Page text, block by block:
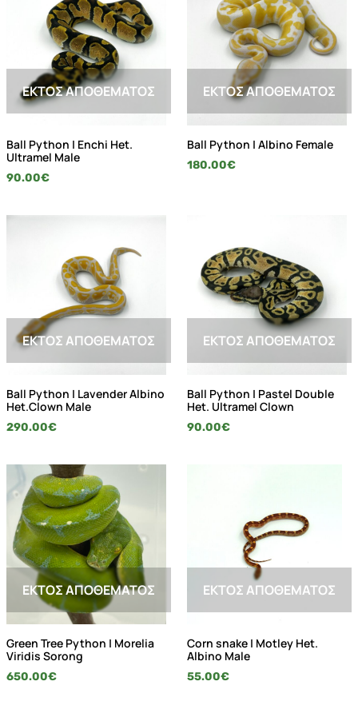
ΕΚΤΌΣ ΑΠΟΘΈΜΑΤΟΣ
Ball Python | Enchi Het.
Ultramel Male
90.00€
ΕΚΤΌΣ ΑΠΟΘΈΜΑΤΟΣ
Ball Python | Albino Female
180.00€
ΕΚΤΌΣ ΑΠΟΘΈΜΑΤΟΣ
Ball Python | Lavender Albino
Het.Clown Male
290.00€
ΕΚΤΌΣ ΑΠΟΘΈΜΑΤΟΣ
Ball Python | Pastel Double
Het. Ultramel Clown
90.00€
ΕΚΤΌΣ ΑΠΟΘΈΜΑΤΟΣ
Green Tree Python | Morelia
Viridis Sorong
650.00€
ΕΚΤΌΣ ΑΠΟΘΈΜΑΤΟΣ
Corn snake | Motley Het.
Albino Male
55.00€